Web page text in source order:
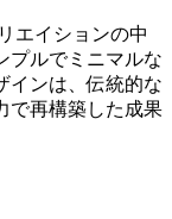
エイションの中
プルでミニマルな
インは、伝統的な
で再構築した成果